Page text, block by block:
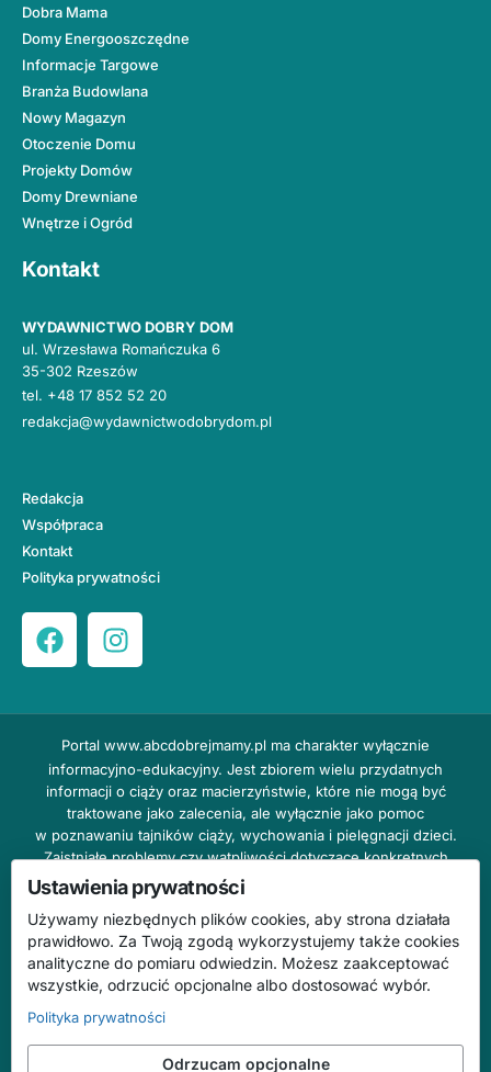
Dobra Mama
Domy Energooszczędne
Informacje Targowe
Branża Budowlana
Nowy Magazyn
Otoczenie Domu
Projekty Domów
Domy Drewniane
Wnętrze i Ogród
Kontakt
WYDAWNICTWO DOBRY DOM
ul. Wrzesława Romańczuka 6
35-302 Rzeszów
tel. +48 17 852 52 20
redakcja@wydawnictwodobrydom.pl
Redakcja
Współpraca
Kontakt
Polityka prywatności
Portal www.abcdobrejmamy.pl ma charakter wyłącznie
informacyjno-edukacyjny. Jest zbiorem wielu przydatnych
informacji o ciąży oraz macierzyństwie, które nie mogą być
traktowane jako zalecenia, ale wyłącznie jako pomoc
w poznawaniu tajników ciąży, wychowania i pielęgnacji dzieci.
Zaistniałe problemy czy wątpliwości dotyczące konkretnych
przypadków należy bezzwłocznie konsultować z prowadzącym
lekarzem ginekologiem lub innym stosownym specjalistą w danej
dziedzinie. DOBRY DOM nie odpowiada za treść reklam,
nie ponosi również żadnych konsekwencji prawnych ani
odpowiedzialności za następstwa mogące wyniknąć na skutek
zastosowania podanych informacji bez wcześniejszej konsultacji
Na stronie abcdobrejmamy.pl mogą występować wpisy
o charakterze reklamowym.
Ustawienia prywatności
Używamy niezbędnych plików cookies, aby strona działała
prawidłowo. Za Twoją zgodą wykorzystujemy także cookies
analityczne do pomiaru odwiedzin. Możesz zaakceptować
wszystkie, odrzucić opcjonalne albo dostosować wybór.
Polityka prywatności
Odrzucam opcjonalne